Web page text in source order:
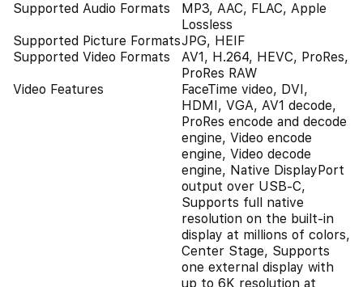
Supported Audio Formats
MP3, AAC, FLAC, Apple
Lossless
Supported Picture FormatsJPG, HEIF
Supported Video Formats
AV1, H.264, HEVC, ProRes,
ProRes RAW
Video Features
FaceTime video, DVI,
HDMI, VGA, AV1 decode,
ProRes encode and decode
engine, Video encode
engine, Video decode
engine, Native DisplayPort
output over USB‑C,
Supports full native
resolution on the built-in
display at millions of colors,
Center Stage, Supports
one external display with
up to 6K resolution at